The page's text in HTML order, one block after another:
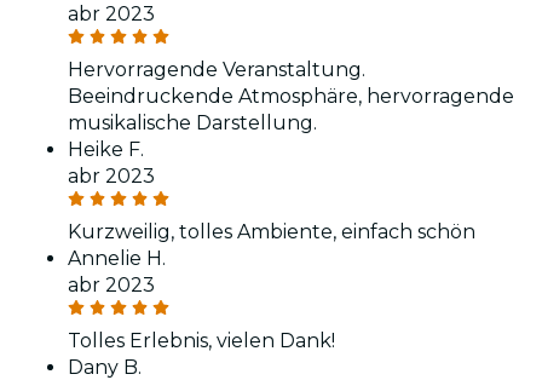
abr 2023
Hervorragende Veranstaltung.
Beeindruckende Atmosphäre, hervorragende
musikalische Darstellung.
Heike F.
abr 2023
Kurzweilig, tolles Ambiente, einfach schön
Annelie H.
abr 2023
Tolles Erlebnis, vielen Dank!
Dany B.